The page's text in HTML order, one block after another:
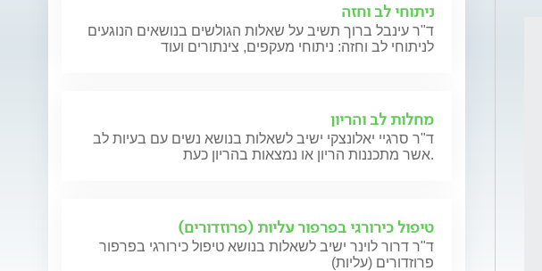
ניתוחי לב וחזה
ד"ר עינבל ברוך תשיב על שאלות הגולשים בנושאים הנוגעים
לניתוחי לב וחזה: ניתוחי מעקפים, צינתורים ועוד
מחלות לב והריון
ד"ר סרגיי יאלונצקי ישיב לשאלות בנושא נשים עם בעיות לב
אשר מתכננות הריון או נמצאות בהריון כעת.
טיפול כירורגי בפרפור עליות (פרוזדורים)
ד"ר דרור לוינר ישיב לשאלות בנושא טיפול כירורגי בפרפור
פרוזדורים (עליות)